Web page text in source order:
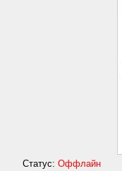
Статус:Оффлайн